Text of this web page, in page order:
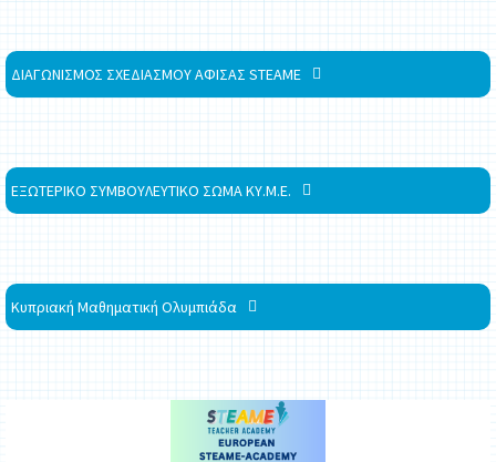
ΔΙΑΓΩΝΙΣΜΟΣ ΣΧΕΔΙΑΣΜΟΥ ΑΦΙΣΑΣ STEAME
ΕΞΩΤΕΡΙΚΟ ΣΥΜΒΟΥΛΕΥΤΙΚΟ ΣΩΜΑ ΚΥ.Μ.Ε.
Κυπριακή Μαθηματική Ολυμπιάδα